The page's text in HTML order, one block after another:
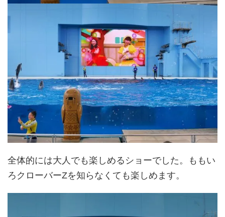
全体的には大人でも楽しめるショーでした。ももい
ろクローバーZを知らなくても楽しめます。